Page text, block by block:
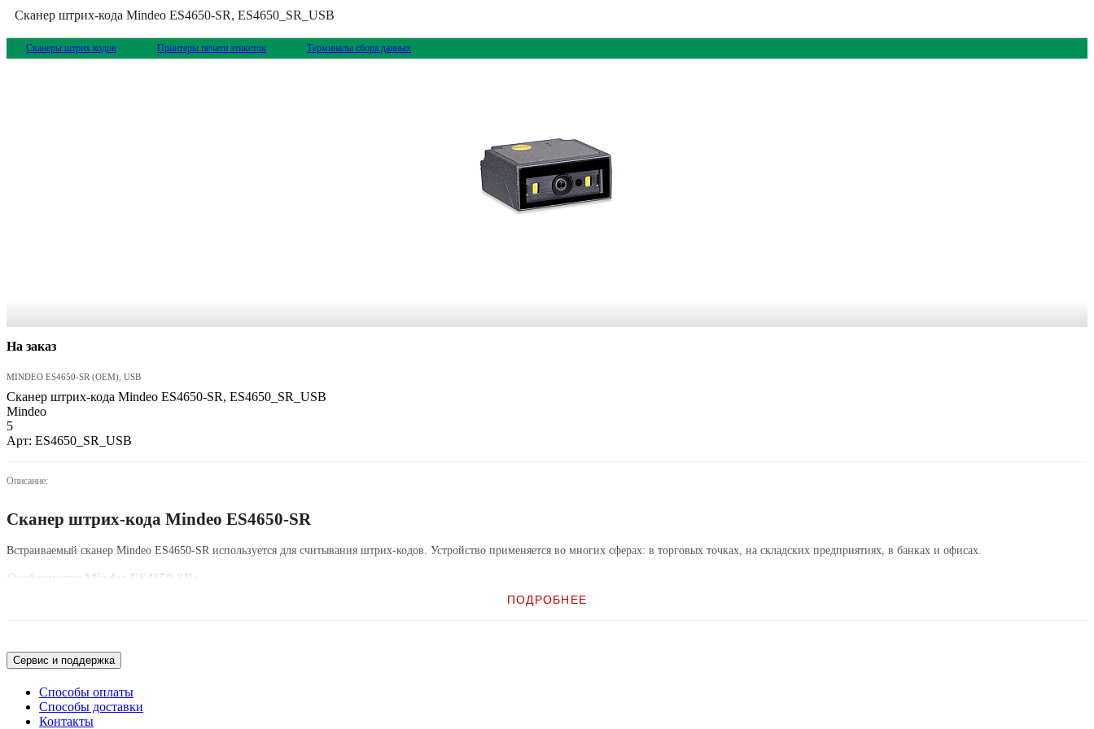
Сканер штрих-кода Mindeo ES4650-SR, ES4650_SR_USB
Сканеры штрих кодов Принтеры печати этикеток Терминалы сбора данных
На заказ
MINDEO ES4650-SR (OEM), USB
Сканер штрих-кода Mindeo ES4650-SR, ES4650_SR_USB
Mindeo
5
Арт: ES4650_SR_USB
Описание:
Сканер штрих-кода Mindeo ES4650-SR
Встраиваемый сканер Mindeo ES4650-SR используется для считывания штрих-кодов. Устройство применяется во многих сферах: в торговых точках, на складских предприятиях, в банках и офисах.
Особенности Mindeo ES4650-SR:
Считывает все основные штрих-коды 1D и 2D
Считывает штрих-коды как с бумажных этикеток, так и электронных экранов
Кабель USB идет в комплекте
ПОДРОБНЕЕ
Сервис и поддержка
Способы оплаты
Способы доставки
Контакты